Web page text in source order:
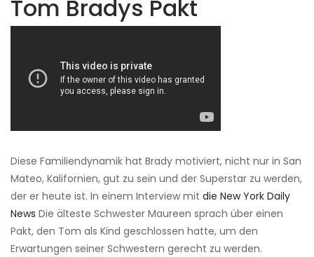
Tom Bradys Pakt
Diese Familiendynamik hat Brady motiviert, nicht nur in San
Mateo, Kalifornien, gut zu sein und der Superstar zu werden,
der er heute ist. In einem Interview mit die New York Daily
News Die älteste Schwester Maureen sprach über einen
Pakt, den Tom als Kind geschlossen hatte, um den
Erwartungen seiner Schwestern gerecht zu werden.